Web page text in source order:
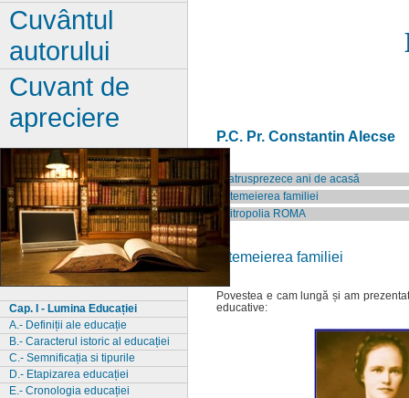
P.C. Pr. Constantin Alecse
Patrusprezece ani de acasă
Intemeierea familiei
Mitropolia ROMA
Intemeierea familiei
Povestea e cam lungă și am
educative:
Cuvântul
autorului
Cuvant de
apreciere
Cap. I - Lumina Educației
A.- Definiții ale educație
B.- Caracterul istoric al educației
C.- Semnificația si tipurile
D.- Etapizarea educației
E.- Cronologia educației